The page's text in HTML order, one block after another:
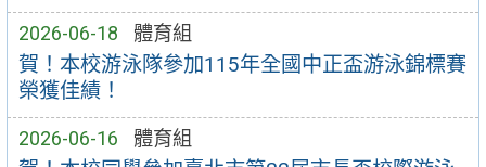
2026-06-18 體育組
賀！本校游泳隊參加115年全國中正盃游泳錦標賽
榮獲佳績！
2026-06-16 體育組